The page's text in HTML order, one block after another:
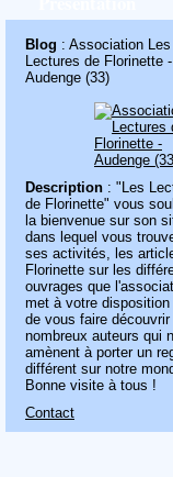
Blog : Association Les
Lectures de Florinette -
Audenge (33)
Description : "Les
de Florinette" vous
la bienvenue sur son
dans lequel vous
ses activités, les
Florinette sur les
ouvrages que
met à votre disposition
de vous faire découvrir
nombreux auteurs qui
amènent à porter un
différent sur notre
Bonne visite à tous !
Contact